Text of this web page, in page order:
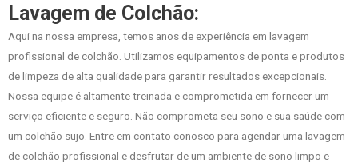
Lavagem de Colchão:
Aqui na nossa empresa, temos anos de experiência em lavagem
profissional de colchão. Utilizamos equipamentos de ponta e produtos
de limpeza de alta qualidade para garantir resultados excepcionais.
Nossa equipe é altamente treinada e comprometida em fornecer um
serviço eficiente e seguro. Não comprometa seu sono e sua saúde com
um colchão sujo. Entre em contato conosco para agendar uma lavagem
de colchão profissional e desfrutar de um ambiente de sono limpo e